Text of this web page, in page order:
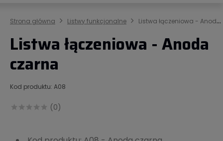
Strona główna Listwy funkcjonalne Listwa łączeniowa - Anoda czarna
Listwa łączeniowa - Anoda
czarna
Kod produktu: A08
(0)